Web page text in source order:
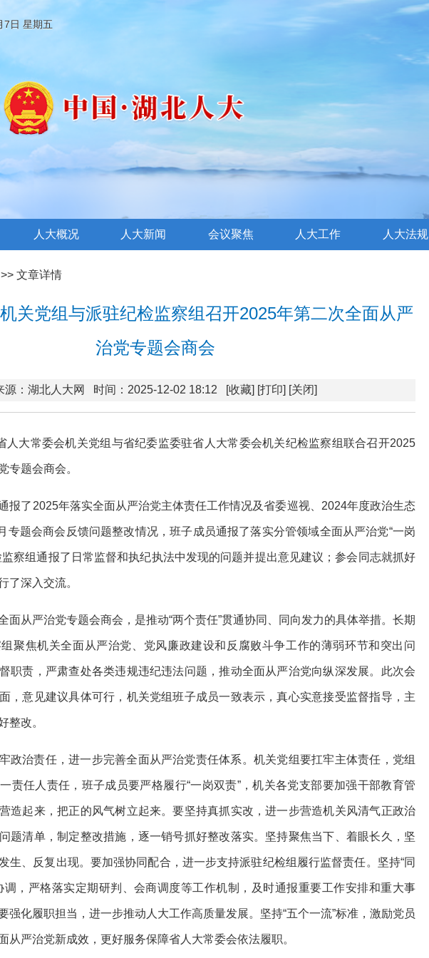
7日 星期五
人大概况 人大新闻 会议聚焦 人大工作 人大法规
>> 文章详情
关党组与派驻纪检监察组召开2025年第二次全面从严
治党专题会商会
源：湖北人大网 时间：2025-12-02 18:12 [收藏] [打印] [关闭]
人大常委会机关党组与省纪委监委驻省人大常委会机关纪检监察组联合召开2025
专题会商会。
报了2025年落实全面从严治党主体责任工作情况及省委巡视、2024年度政治生态
专题会商会反馈问题整改情况，班子成员通报了落实分管领域全面从严治党“一岗
察组通报了日常监督和执纪执法中发现的问题并提出意见建议；参会同志就抓好
了深入交流。
面从严治党专题会商会，是推动“两个责任”贯通协同、同向发力的具体举措。长期
聚焦机关全面从严治党、党风廉政建设和反腐败斗争工作的薄弱环节和突出问
职责，严肃查处各类违规违纪违法问题，推动全面从严治党向纵深发展。此次会
，意见建议具体可行，机关党组班子成员一致表示，真心实意接受监督指导，主
整改。
政治责任，进一步完善全面从严治党责任体系。机关党组要扛牢主体责任，党组
责任人责任，班子成员要严格履行“一岗双责”，机关各党支部要加强干部教育管
造起来，把正的风气树立起来。要坚持真抓实改，进一步营造机关风清气正政治
题清单，制定整改措施，逐一销号抓好整改落实。坚持聚焦当下、着眼长久，坚
生、反复出现。要加强协同配合，进一步支持派驻纪检组履行监督责任。坚持“同
调，严格落实定期研判、会商调度等工作机制，及时通报重要工作安排和重大事
强化履职担当，进一步推动人大工作高质量发展。坚持“五个一流”标准，激励党员
从严治党新成效，更好服务保障省人大常委会依法履职。